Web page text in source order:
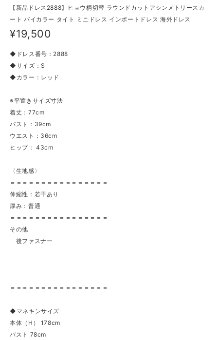
【新品ドレス2888】ヒョウ柄切替 ラウンドカットアシンメトリースカ
ート バイカラー タイト ミニドレス インポートドレス 海外ドレス
¥19,500
◆ドレス番号：2888
◆サイズ：S
◆カラー：レッド
※平置きサイズ寸法
着丈：77cm
バスト：39cm
ウエスト：36cm
ヒップ： 43cm
〈生地感〉
＝＝＝＝＝＝＝＝＝＝＝＝＝＝＝＝
伸縮性：若干あり
厚み：普通
＝＝＝＝＝＝＝＝＝＝＝＝＝＝＝＝
その他
後ファスナー
＝＝＝＝＝＝＝＝＝＝＝＝＝＝＝＝
◆マネキンサイズ
本体（H） 178cm
バスト 78cm